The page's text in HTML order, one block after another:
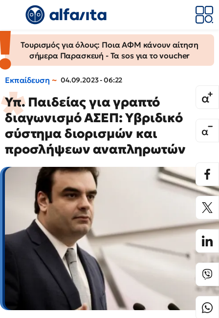
Τουρισμός για όλους: Ποια ΑΦΜ κάνουν αίτηση
σήμερα Παρασκευή - Τα sos για το voucher
Εκπαίδευση 04.09.2023 - 06:22
Υπ. Παιδείας για γραπτό
διαγωνισμό ΑΣΕΠ: Υβριδικό
σύστημα διορισμών και
προσλήψεων αναπληρωτών